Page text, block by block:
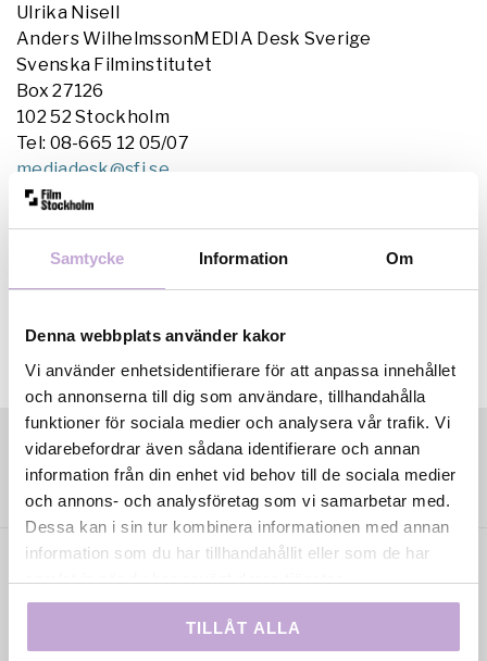
Samtycke Information Om
Denna webbplats använder kakor
Vi använder enhetsidentifierare för att anpassa innehållet
och annonserna till dig som användare, tillhandahålla
funktioner för sociala medier och analysera vår trafik. Vi
vidarebefordrar även sådana identifierare och annan
information från din enhet vid behov till de sociala medier
och annons- och analysföretag som vi samarbetar med.
Dessa kan i sin tur kombinera informationen med annan
information som du har tillhandahållit eller som de har
samlat in när du har använt deras tjänster.
TILLÅT ALLA
Ulrika Nisell
Anders WilhelmssonMEDIA Desk Sverige
Svenska Filminstitutet
Box 27126
102 52 Stockholm
Tel: 08-665 12 05/07
mediadesk@sfi.se
www.mediadesksverige.eu